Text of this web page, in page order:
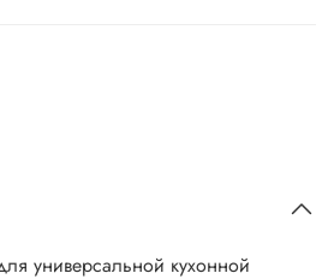
универсальной кухонной